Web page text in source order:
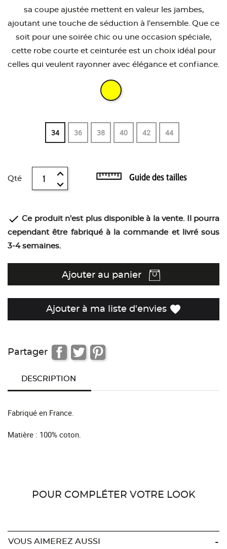
sa coupe ajustée mettent en valeur les jambes,
ajoutant une touche de séduction à l'ensemble. Que ce
soit pour une soirée chic ou une occasion spéciale,
cette robe courte et ceinturée est un choix idéal pour
celles qui veulent rayonner avec élégance et confiance.
34 36 38 40 42 44
Qté Guide des tailles
 Ce produit n'est plus disponible à la vente. Il pourra
cependant être fabriqué à la commande et livré sous
3-4 semaines.
Ajouter au panier
Ajouter à ma liste d'envies favorite
Partager
DESCRIPTION
Fabriqué en France.
Matière : 100% coton.
POUR COMPLÉTER VOTRE LOOK
VOUS AIMEREZ AUSSI